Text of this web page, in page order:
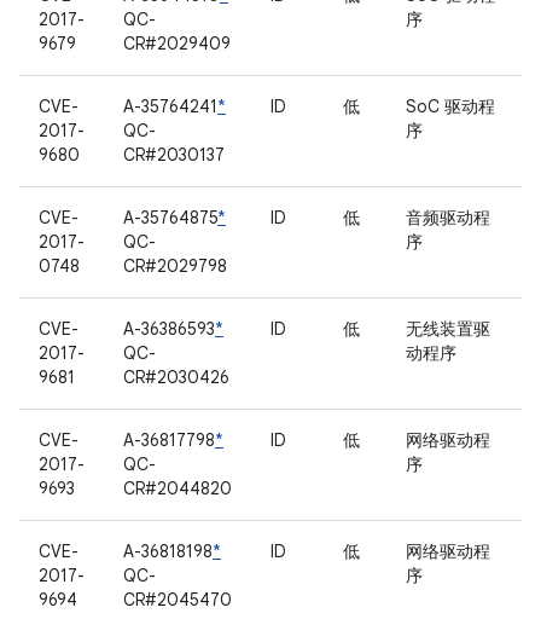
2017-
9679
QC-
CR#2029409
序
CVE-
2017-
9680
A-35764241*
QC-
CR#2030137
ID 低
SoC 驱动程
序
CVE-
2017-
0748
A-35764875*
QC-
CR#2029798
ID 低
音频驱动程
序
CVE-
2017-
9681
A-36386593*
QC-
CR#2030426
ID 低
无线装置驱
动程序
CVE-
2017-
9693
A-36817798*
QC-
CR#2044820
ID 低
网络驱动程
序
CVE-
2017-
9694
A-36818198*
QC-
CR#2045470
ID 低
网络驱动程
序